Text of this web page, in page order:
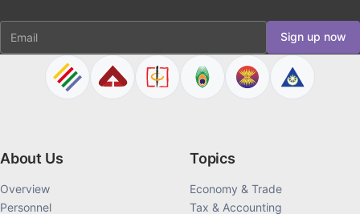
Email Sign up now
About Us
Overview
Personnel
Topics
Economy & Trade
Tax & Accounting